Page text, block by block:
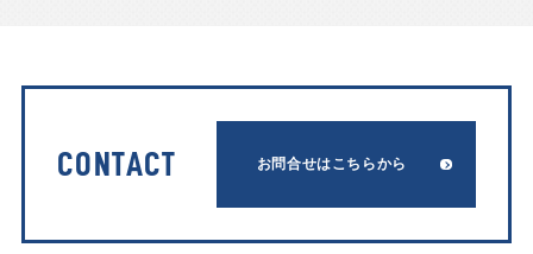
CONTACT お問合せはこちらから